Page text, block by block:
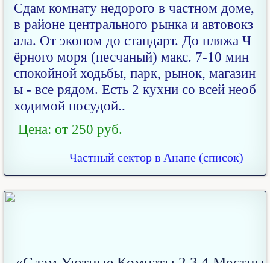
Сдам комнату недорого в частном доме,
в районе центрального рынка и автовокз
ала. От эконом до стандарт. До пляжа Ч
ёрного моря (песчаный) макс. 7-10 мин
спокойной ходьбы, парк, рынок, магазин
ы - все рядом. Есть 2 кухни со всей необ
ходимой посудой..
Цена: от 250 руб.
Частный сектор в Анапе (список)